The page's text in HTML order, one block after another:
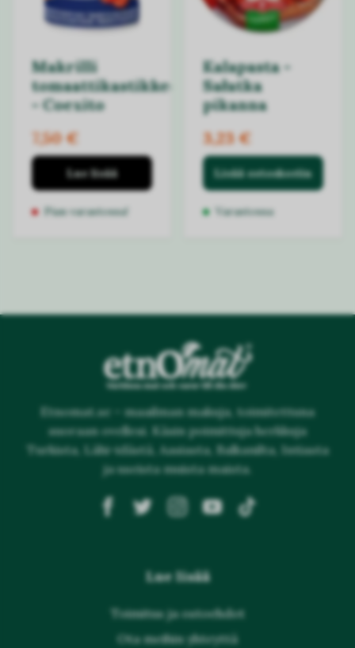
Makrilli
tomaattikastikkeessa
- Coexito
7,50 €
Lue lisää
Pian varastossa!
Kalapasta -
Sałatka
pikanna
3,23 €
Lisää ostoskoriin
Varastossa
Etnomat.se – maailman makuja, toimitettuna
suoraan ovellesi. Käsin poimittuja herkkuja
Turkista, Lähi-idästä, Aasiasta, Balkanilta, Intiasta
ja useista muista maista.
Lue lisää
Toimitus ja ostoehdot
Ota meihin yhteyttä